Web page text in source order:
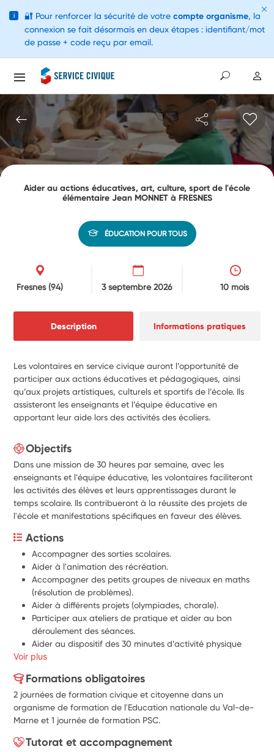
Aider au actions éducatives, art, culture, sport de l'école
élémentaire Jean MONNET à FRESNES
ÉDUCATION POUR TOUS
Fresnes(94) 3 septembre 2026 10 mois
Description Informations pratiques
Les volontaires en service civique auront l’opportunité de
participer aux actions éducatives et pédagogiques, ainsi
qu’aux projets artistiques, culturels et sportifs de l’école. Ils
assisteront les enseignants et l’équipe éducative en
apportant leur aide lors des activités des écoliers.
Objectifs
Dans une mission de 30 heures par semaine, avec les
enseignants et l'équipe éducative, les volontaires faciliteront
les activités des élèves et leurs apprentissages durant le
temps scolaire. Ils contribueront à la réussite des projets de
l'école et manifestations spécifiques en faveur des élèves.
Actions
Accompagner des sorties scolaires.
Aider à l'animation des récréation.
Accompagner des petits groupes de niveaux en maths
(résolution de problèmes).
Aider à différents projets (olympiades, chorale).
Participer aux ateliers de pratique et aider au bon
déroulement des séances.
Aider au dispositif des 30 minutes d’activité physique
quotidienne.
Aider les enseignants pour l'accueil des élèves et le prêt.
Participer à des ateliers d'exercice du débat, du
jugement et de l'argumentation (ateliers philosophiques).
Aider à la démarche globale de développement durable,
espace végétalisé, potager, aider les éco-délégués.
Voir plus
Formations obligatoires
2 journées de formation civique et citoyenne dans un
organisme de formation de l'Education nationale du Val-de-
Marne et 1 journée de formation PSC.
Tutorat et accompagnement
i 🔐 Pour renforcer la sécurité de votre compte organisme, la
connexion se fait désormais en deux étapes : identifiant/mot
de passe + code reçu par email.